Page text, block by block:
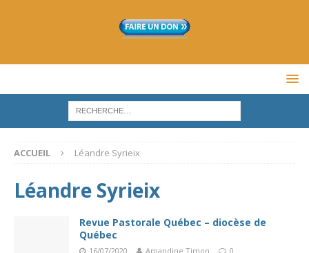
ACCUEIL Léandre Syrieix
Léandre Syrieix
Revue Pastorale Québec – diocèse de
Québec
16/07/2020 Amandine Timon 0